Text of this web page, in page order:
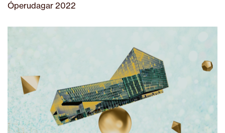
Óperudagar 2022